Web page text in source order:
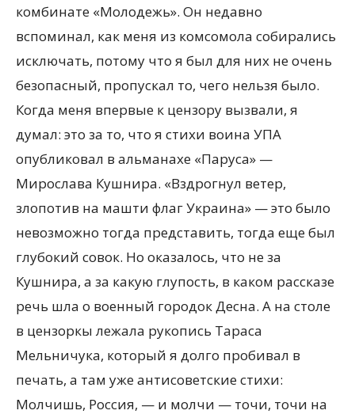
комбинате «Молодежь». Он недавно
вспоминал, как меня из комсомола собирались
исключать, потому что я был для них не очень
безопасный, пропускал то, чего нельзя было.
Когда меня впервые к цензору вызвали, я
думал: это за то, что я стихи воина УПА
опубликовал в альманахе «Паруса» —
Мирослава Кушнира. «Вздрогнул ветер,
злопотив на машти флаг Украина» — это было
невозможно тогда представить, тогда еще был
глубокий совок. Но оказалось, что не за
Кушнира, а за какую глупость, в каком рассказе
речь шла о военный городок Десна. А на столе
в цензоркы лежала рукопись Тараса
Мельничука, который я долго пробивал в
печать, а там уже антисоветские стихи:
Молчишь, Россия, — и молчи — точи, точи на